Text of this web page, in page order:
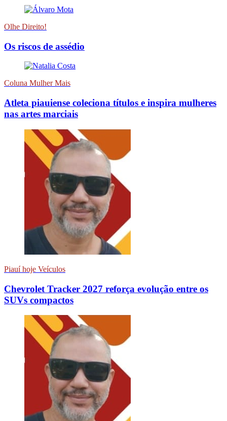
Olhe Direito!
Os riscos de assédio
Coluna Mulher Mais
Atleta piauiense coleciona títulos e inspira mulheres
nas artes marciais
Piauí hoje Veículos
Chevrolet Tracker 2027 reforça evolução entre os
SUVs compactos